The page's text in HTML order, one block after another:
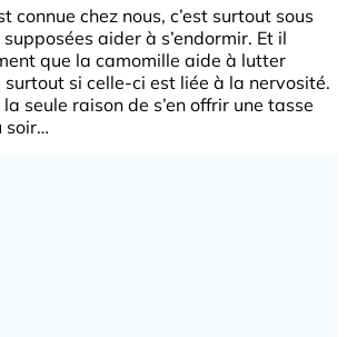
connue chez nous, c’est surtout sous
aider à s’endormir. Et il
que la camomille aide à lutter
surtout si celle-ci est liée à la nervosité.
seule raison de s’en offrir une tasse
soir…